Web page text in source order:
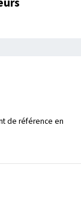
de référence en